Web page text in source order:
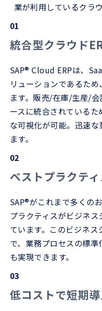
業が利用しているクラ
01
統合型クラウド
SAP® Cloud ERPは、
リューションであるた
ます。販売/在庫/生産/
ースに統合されている
な可視化が可能。迅速
ます。
02
ベストプラクテ
SAP®がこれまで多くの
プラクティスがビジネ
ています。このビジネ
で、業務プロセスの標
も実現できます。
03
低コストで短期